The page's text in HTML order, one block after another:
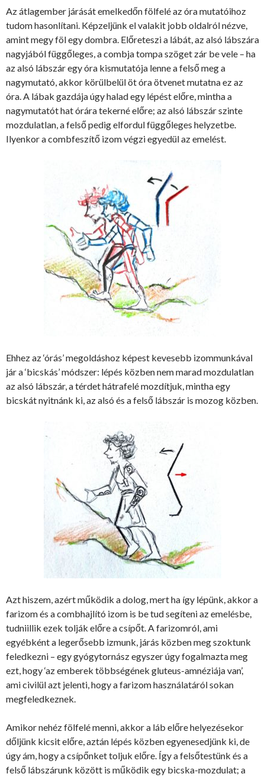
Az átlagember járását emelkedőn fölfelé az óra mutatóihoz
tudom hasonlítani. Képzeljünk el valakit jobb oldalról nézve,
amint megy föl egy dombra. Előreteszi a lábát, az alsó lábszára
nagyjából függőleges, a combja tompa szöget zár be vele – ha
az alsó lábszár egy óra kismutatója lenne a felső meg a
nagymutató, akkor körülbelül öt óra ötvenet mutatna ez az
óra. A lábak gazdája úgy halad egy lépést előre, mintha a
nagymutatót hat órára tekerné előre; az alsó lábszár szinte
mozdulatlan, a felső pedig elfordul függőleges helyzetbe.
Ilyenkor a combfeszítő izom végzi egyedül az emelést.
Ehhez az ‘órás’ megoldáshoz képest kevesebb izommunkával
jár a ‘bicskás’ módszer: lépés közben nem marad mozdulatlan
az alsó lábszár, a térdet hátrafelé mozdítjuk, mintha egy
bicskát nyitnánk ki, az alsó és a felső lábszár is mozog közben.
Azt hiszem, azért működik a dolog, mert ha így lépünk, akkor a
farizom és a combhajlító izom is be tud segíteni az emelésbe,
tudniillik ezek tolják előre a csípőt. A farizomról, ami
egyébként a legerősebb izmunk, járás közben meg szoktunk
feledkezni – egy gyógytornász egyszer úgy fogalmazta meg
ezt, hogy ‘az emberek többségének gluteus-amnéziája van’,
ami civilül azt jelenti, hogy a farizom használatáról sokan
megfeledkeznek.
Amikor nehéz fölfelé menni, akkor a láb előre helyezésekor
dőljünk kicsit előre, aztán lépés közben egyenesedjünk ki, de
úgy ám, hogy a csípőnket toljuk előre. Így a felsőtestünk és a
felső lábszárunk között is működik egy bicska-mozdulat; a